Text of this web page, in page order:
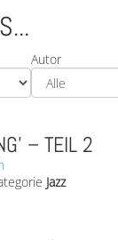
Autor
– TEIL 2
Jazz